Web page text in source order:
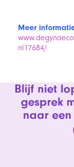
Meer
nl17684/
Blijf niet
gesprek
naar